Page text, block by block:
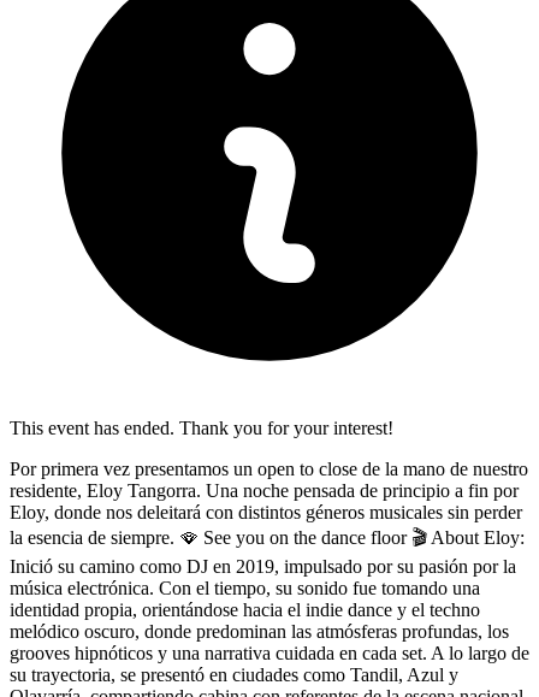
This event has ended. Thank you for your interest!
Por primera vez presentamos un open to close de la mano de nuestro
residente, Eloy Tangorra. Una noche pensada de principio a fin por
Eloy, donde nos deleitará con distintos géneros musicales sin perder
la esencia de siempre. 🪭 See you on the dance floor 🎬 About Eloy:
Inició su camino como DJ en 2019, impulsado por su pasión por la
música electrónica. Con el tiempo, su sonido fue tomando una
identidad propia, orientándose hacia el indie dance y el techno
melódico oscuro, donde predominan las atmósferas profundas, los
grooves hipnóticos y una narrativa cuidada en cada set. A lo largo de
su trayectoria, se presentó en ciudades como Tandil, Azul y